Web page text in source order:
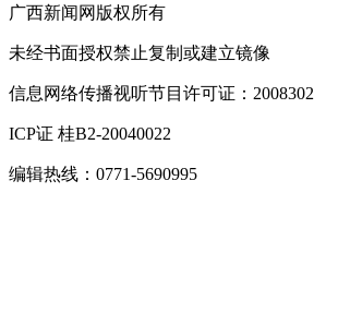
广西新闻网版权所有
未经书面授权禁止复制或建立镜像
信息网络传播视听节目许可证：2008302
ICP证 桂B2-20040022
编辑热线：0771-5690995